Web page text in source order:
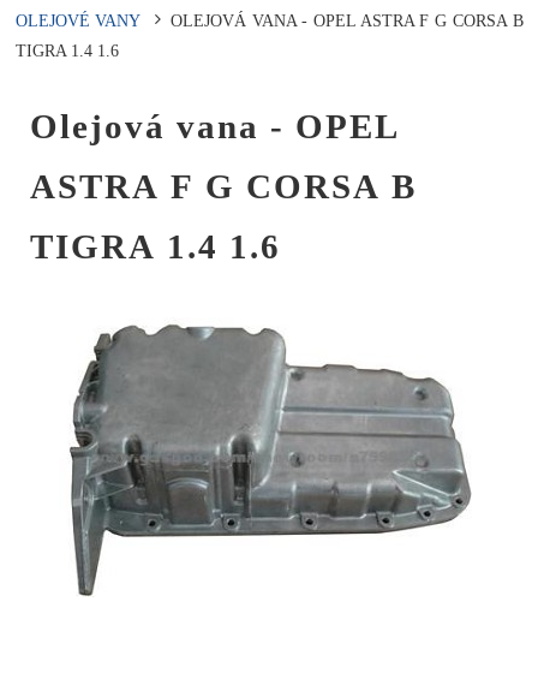
OLEJOVÉ VANY
OLEJOVÁ VANA - OPEL ASTRA F G CORSA B
TIGRA 1.4 1.6
Olejová vana - OPEL
ASTRA F G CORSA B
TIGRA 1.4 1.6